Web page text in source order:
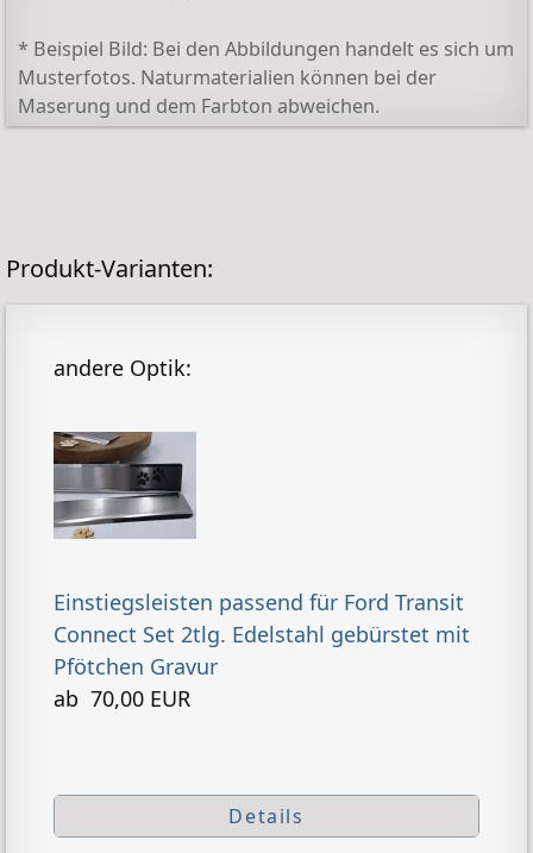
* Beispiel Bild: Bei den Abbildungen handelt es sich um
Musterfotos. Naturmaterialien können bei der
Maserung und dem Farbton abweichen.
Produkt-Varianten:
andere Optik:
Einstiegsleisten passend für Ford Transit
Connect Set 2tlg. Edelstahl gebürstet mit
Pfötchen Gravur
ab 70,00 EUR
Details